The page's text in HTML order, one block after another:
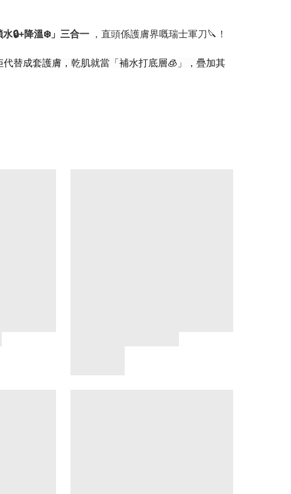
水🔒+降溫❄️」三合一 ，直頭係護膚界嘅瑞士軍刀🔪！
替成套護膚，乾肌就當「補水打底層🧊」，疊加其